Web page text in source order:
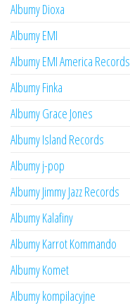
Albumy Dioxa
Albumy EMI
Albumy EMI America Records
Albumy Finka
Albumy Grace Jones
Albumy Island Records
Albumy j-pop
Albumy Jimmy Jazz Records
Albumy Kalafiny
Albumy Karrot Kommando
Albumy Komet
Albumy kompilacyjne